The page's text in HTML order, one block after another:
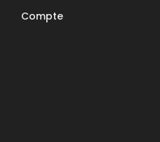
Compte
Téléphone : 06 85 81 94 56